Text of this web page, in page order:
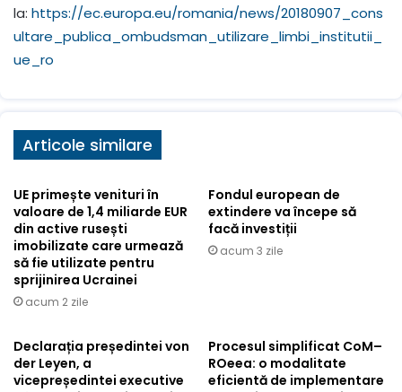
la: https://ec.europa.eu/romania/news/20180907_cons
ultare_publica_ombudsman_utilizare_limbi_institutii_
ue_ro
Articole similare
UE primește venituri în
valoare de 1,4 miliarde EUR
din active rusești
imobilizate care urmează
să fie utilizate pentru
sprijinirea Ucrainei
acum 2 zile
Fondul european de
extindere va începe să
facă investiții
acum 3 zile
Declarația președintei von
der Leyen, a
vicepreședintei executive
Procesul simplificat CoM–
ROeea: o modalitate
eficientă de implementare